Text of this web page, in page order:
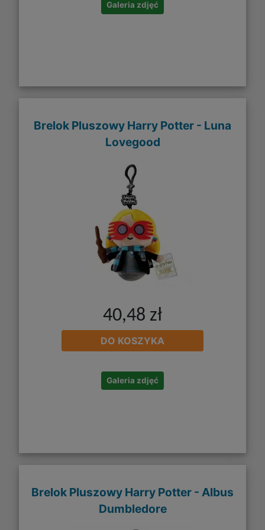
Galeria zdjęć
Brelok Pluszowy Harry Potter - Luna
Lovegood
40,48 zł
DO KOSZYKA
Galeria zdjęć
Brelok Pluszowy Harry Potter - Albus
Dumbledore